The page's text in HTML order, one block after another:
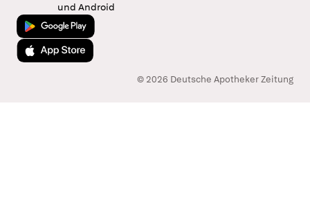
und Android
Jetzt bei Google Play
Laden im App Store
© 2026 Deutsche Apotheker Zeitung